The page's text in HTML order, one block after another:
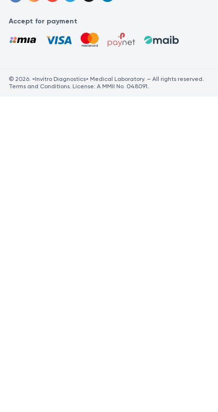
Accept for payment
© 2026. «Invitro Diagnostics» Medical Laboratory. – All rights reserved.
Terms and Conditions. License: A MMII No. 048091.